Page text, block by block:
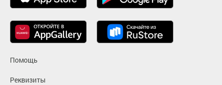
Помощь
Реквизиты